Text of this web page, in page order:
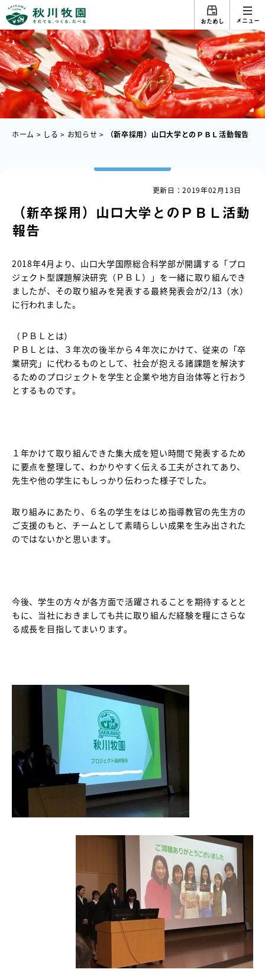
おためし メニュー
ホーム > しる > お知らせ > （新卒採用）山口大学とのＰＢＬ活動報告
更新日：2019年02月13日
（新卒採用）山口大学とのＰＢＬ活動
報告
2018年4月より、山口大学国際総合科学部が開講する「プロ
ジェクト型課題解決研究（ＰＢＬ）」を一緒に取り組んでき
ましたが、その取り組みを発表する最終発表会が2/13（水）
に行われました。
（ＰＢＬとは）
ＰＢＬとは、３年次の後半から４年次にかけて、従来の「卒
業研究」に代わるものとして、社会が抱える諸課題を解決す
るためのプロジェクトを学生と企業や地方自治体等と行おう
とするものです。
１年かけて取り組んできた集大成を短い時間で発表するため
に要点を整理して、わかりやすく伝える工夫がされてあり、
先生や他の学生にもしっかり伝わった様子でした。
取り組みにあたり、６名の学生をはじめ指導教官の先生方の
ご支援のもと、チームとして素晴らしい成果を生み出された
のではないかと思います。
今後、学生の方々が各方面で活躍されることを期待するとと
もに、当社におきましても共に取り組んだ経験を糧にさらな
る成長を目指してまいります。